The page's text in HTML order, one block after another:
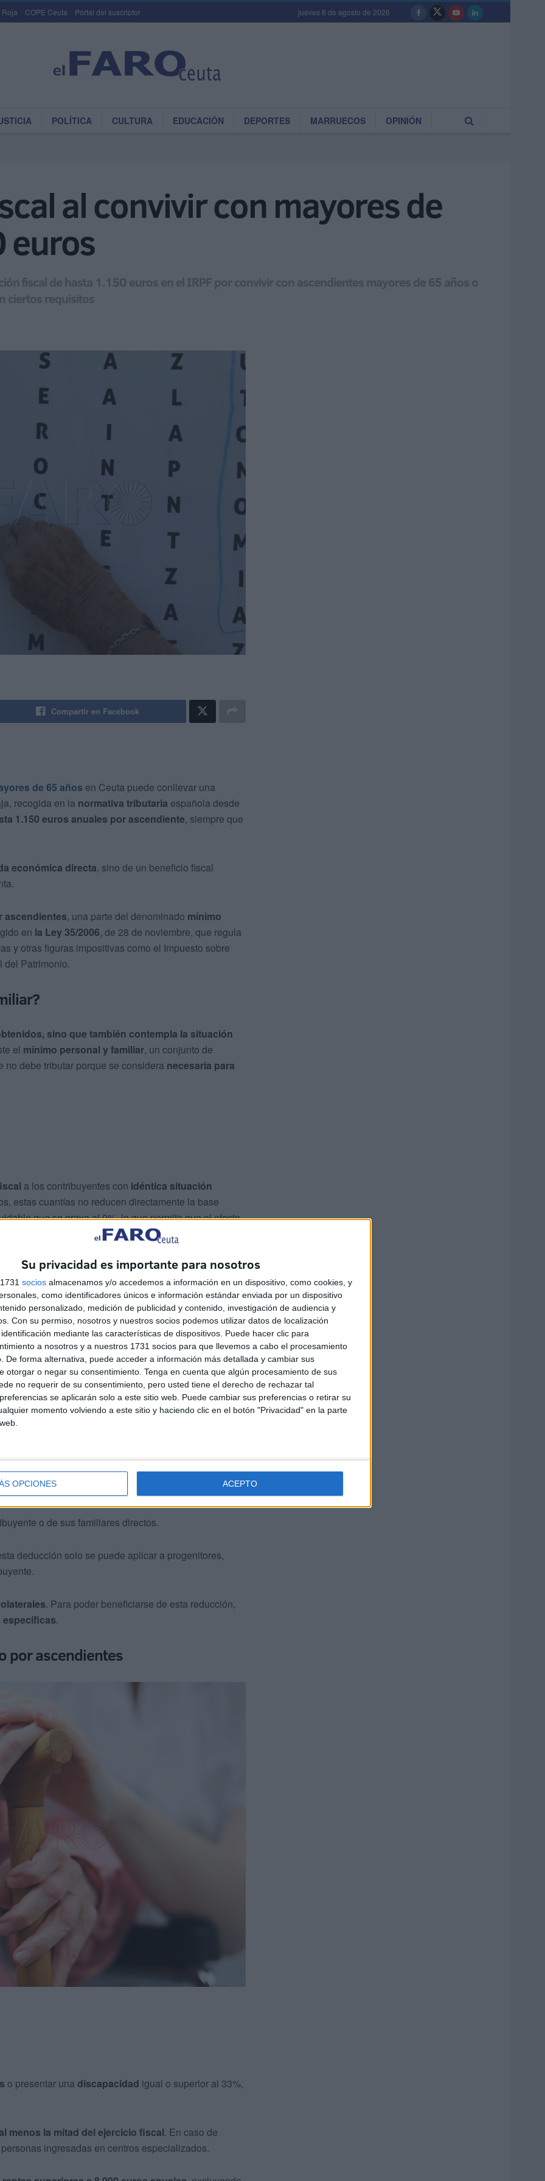
Su privacidad es importante para nosotros
socios almacenamos y/o accedemos a información en un dispositivo, como cookies, y
como identificadores únicos e información estándar enviada por un dispositivo
personalizado, medición de publicidad y contenido, investigación de audiencia y
Con su permiso, nosotros y nuestros socios podemos utilizar datos de localización
mediante las características de dispositivos. Puede hacer clic para
a nosotros y a nuestros 1731 socios para que llevemos a cabo el procesamiento
De forma alternativa, puede acceder a información más detallada y cambiar sus
otorgar o negar su consentimiento. Tenga en cuenta que algún procesamiento de sus
no requerir de su consentimiento, pero usted tiene el derecho de rechazar tal
se aplicarán solo a este sitio web. Puede cambiar sus preferencias o retirar su
momento volviendo a este sitio y haciendo clic en el botón "Privacidad" en la parte
OPCIONES ACEPTO
Roja COPE Ceuta Portal del suscriptor jueves 6 de agosto de 2026
POLÍTICA CULTURA EDUCACIÓN DEPORTES MARRUECOS OPINIÓN
al convivir con mayores de
euros
fiscal de hasta 1.150 euros en el IRPF por convivir con ascendientes mayores de 65 años o
ciertos requisitos
Compartir en Facebook
de 65 años en Ceuta puede conllevar una
recogida en la normativa tributaria española desde
1.150 euros anuales por ascendiente, siempre que
económica directa, sino de un beneficio fiscal
ascendientes, una parte del denominado mínimo
en la Ley 35/2006, de 28 de noviembre, que regula
y otras figuras impositivas como el Impuesto sobre
del Patrimonio.
sino que también contempla la situación
el mínimo personal y familiar, un conjunto de
no debe tributar porque se considera necesaria para
a los contribuyentes con idéntica situación
estas cuantías no reducen directamente la base
que se grava al 0%, lo que permite que el efecto
obtienesumando distintas cantidadesfijas, que se
o de sus familiares directos.
deducción solo se puede aplicar a progenitores,
. Para poder beneficiarse de esta reducción,
específicas.
por ascendientes
o presentar unadiscapacidad igual o superior al 33%,
menos la mitad del ejercicio fiscal. En caso de
ingresadas en centros especializados.